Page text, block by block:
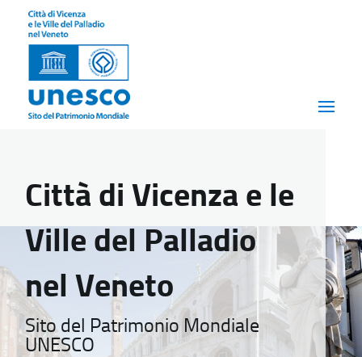
Città di Vicenza e le
Ville del Palladio
nel Veneto
Sito del Patrimonio Mondiale
UNESCO